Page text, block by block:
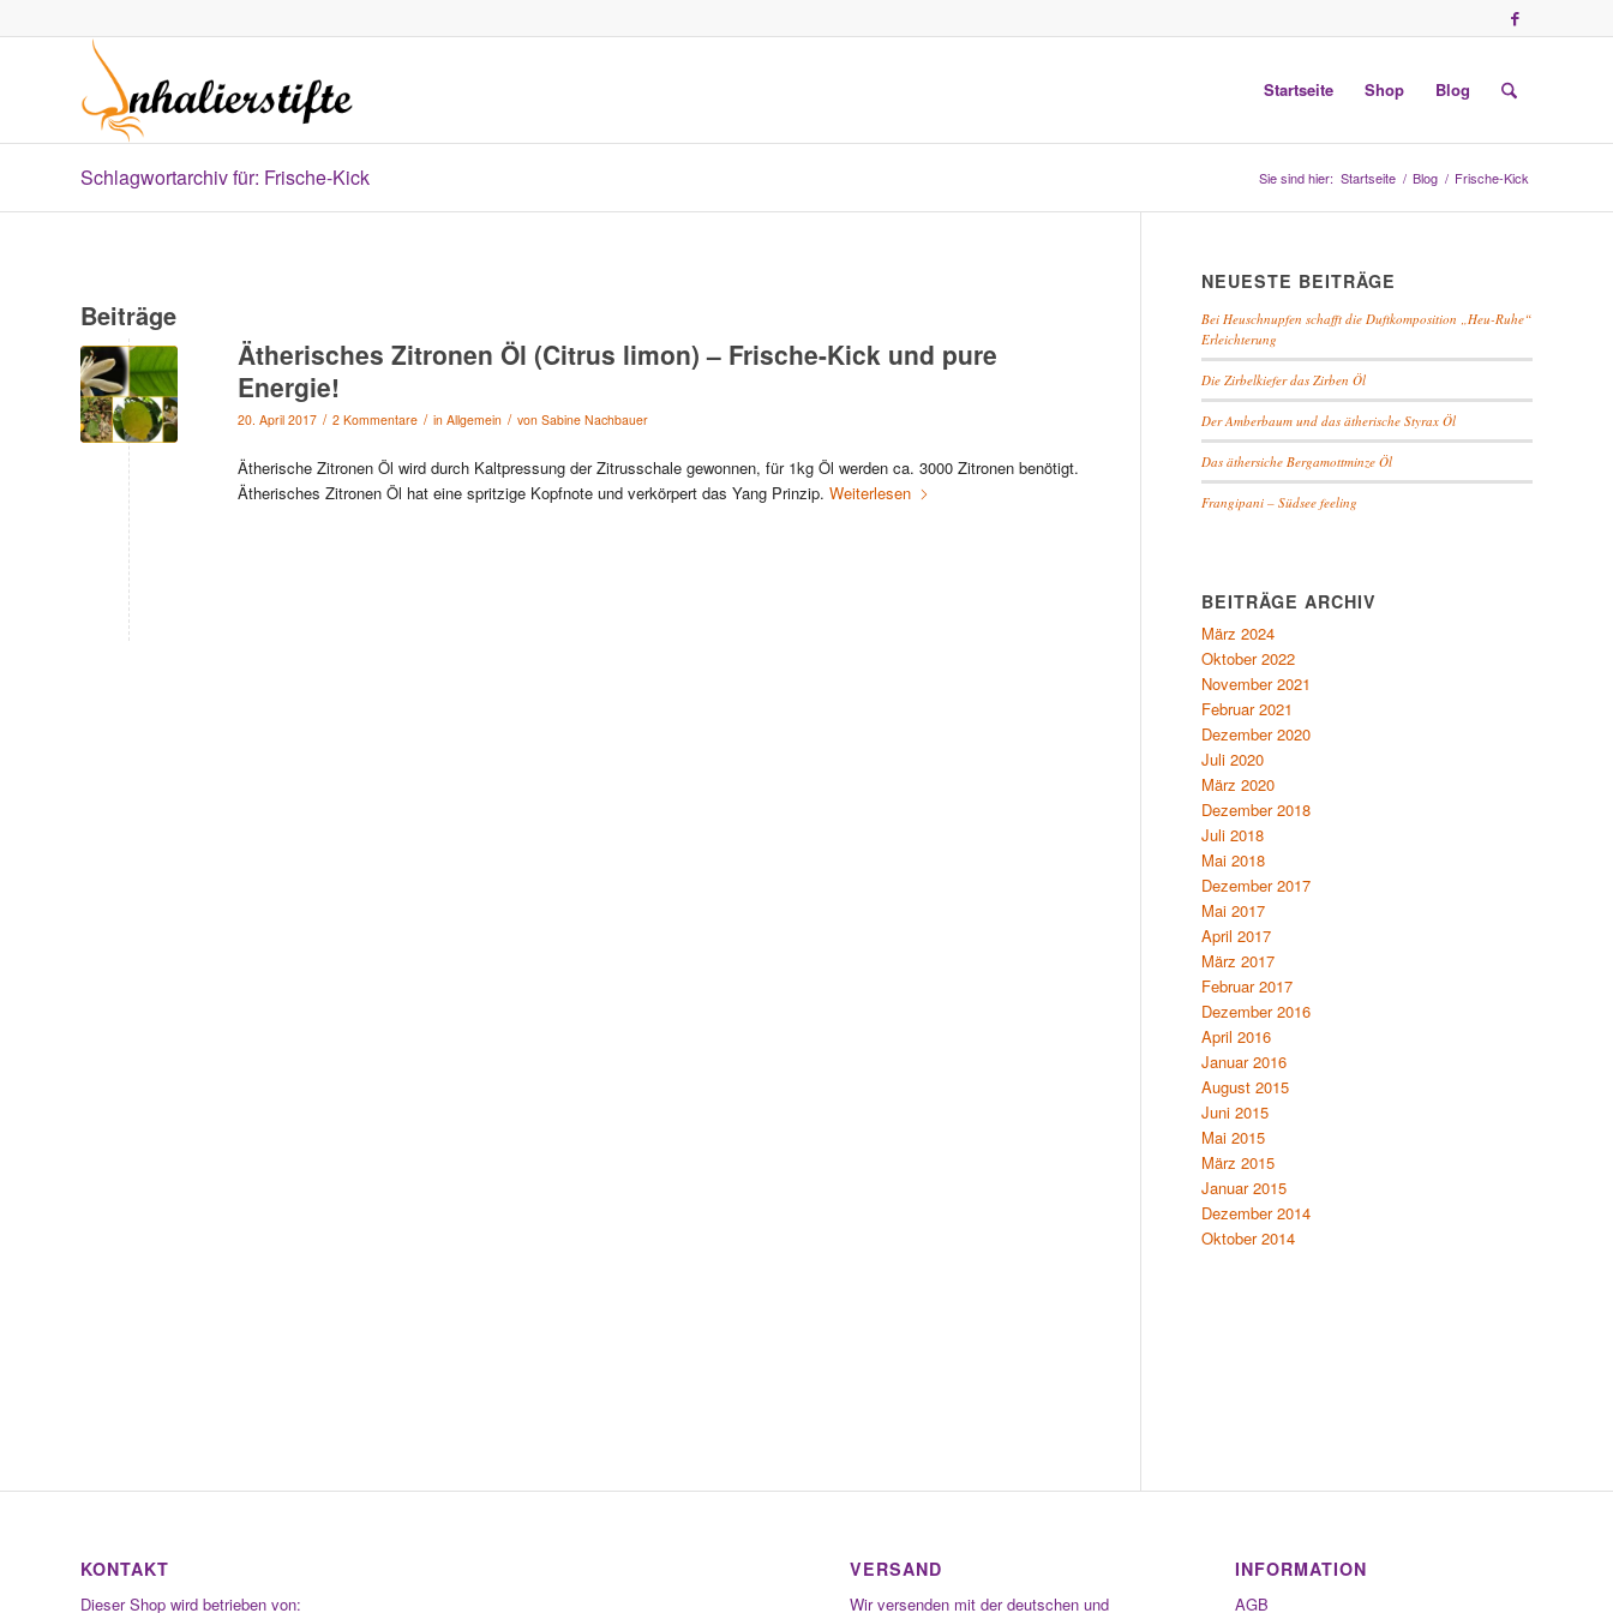
Startseite Shop Blog
Schlagwortarchiv für: Frische-Kick Sie sind hier: Startseite / Blog / Frische-Kick
Beiträge
Ätherisches Zitronen Öl (Citrus limon) – Frische-Kick und pure
Energie!
20. April 2017 / 2 Kommentare / in Allgemein / von Sabine Nachbauer
Ätherische Zitronen Öl wird durch Kaltpressung der Zitrusschale gewonnen, für 1kg Öl werden ca. 3000 Zitronen benötigt.
Ätherisches Zitronen Öl hat eine spritzige Kopfnote und verkörpert das Yang Prinzip. Weiterlesen
NEUESTE BEITRÄGE
Bei Heuschnupfen schafft die Duftkomposition „Heu-Ruhe“
Erleichterung
Die Zirbelkiefer das Zirben Öl
Der Amberbaum und das ätherische Styrax Öl
Das äthersiche Bergamottminze Öl
Frangipani – Südsee feeling
BEITRÄGE ARCHIV
März 2024
Oktober 2022
November 2021
Februar 2021
Dezember 2020
Juli 2020
März 2020
Dezember 2018
Juli 2018
Mai 2018
Dezember 2017
Mai 2017
April 2017
März 2017
Februar 2017
Dezember 2016
April 2016
Januar 2016
August 2015
Juni 2015
Mai 2015
März 2015
Januar 2015
Dezember 2014
Oktober 2014
KONTAKT
Dieser Shop wird betrieben von:
VERSAND
Wir versenden mit der deutschen und
INFORMATION
AGB